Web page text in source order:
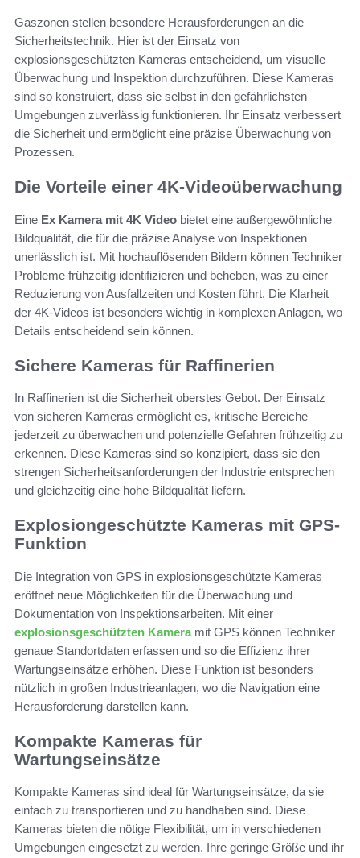
Gaszonen stellen besondere Herausforderungen an die
Sicherheitstechnik. Hier ist der Einsatz von
explosionsgeschützten Kameras entscheidend, um visuelle
Überwachung und Inspektion durchzuführen. Diese Kameras
sind so konstruiert, dass sie selbst in den gefährlichsten
Umgebungen zuverlässig funktionieren. Ihr Einsatz verbessert
die Sicherheit und ermöglicht eine präzise Überwachung von
Prozessen.
Die Vorteile einer 4K-Videoüberwachung
Eine Ex Kamera mit 4K Video bietet eine außergewöhnliche
Bildqualität, die für die präzise Analyse von Inspektionen
unerlässlich ist. Mit hochauflösenden Bildern können Techniker
Probleme frühzeitig identifizieren und beheben, was zu einer
Reduzierung von Ausfallzeiten und Kosten führt. Die Klarheit
der 4K-Videos ist besonders wichtig in komplexen Anlagen, wo
Details entscheidend sein können.
Sichere Kameras für Raffinerien
In Raffinerien ist die Sicherheit oberstes Gebot. Der Einsatz
von sicheren Kameras ermöglicht es, kritische Bereiche
jederzeit zu überwachen und potenzielle Gefahren frühzeitig zu
erkennen. Diese Kameras sind so konzipiert, dass sie den
strengen Sicherheitsanforderungen der Industrie entsprechen
und gleichzeitig eine hohe Bildqualität liefern.
Explosiongeschützte Kameras mit GPS-
Funktion
Die Integration von GPS in explosionsgeschützte Kameras
eröffnet neue Möglichkeiten für die Überwachung und
Dokumentation von Inspektionsarbeiten. Mit einer
explosionsgeschützten Kameramit GPS können Techniker
genaue Standortdaten erfassen und so die Effizienz ihrer
Wartungseinsätze erhöhen. Diese Funktion ist besonders
nützlich in großen Industrieanlagen, wo die Navigation eine
Herausforderung darstellen kann.
Kompakte Kameras für
Wartungseinsätze
Kompakte Kameras sind ideal für Wartungseinsätze, da sie
einfach zu transportieren und zu handhaben sind. Diese
Kameras bieten die nötige Flexibilität, um in verschiedenen
Umgebungen eingesetzt zu werden. Ihre geringe Größe und ihr